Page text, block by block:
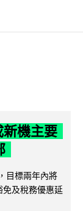
機主要
目標兩年內將
及稅務優惠延